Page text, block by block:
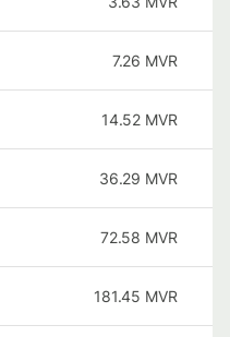
7.26 MVR
14.52 MVR
36.29 MVR
72.58 MVR
181.45 MVR